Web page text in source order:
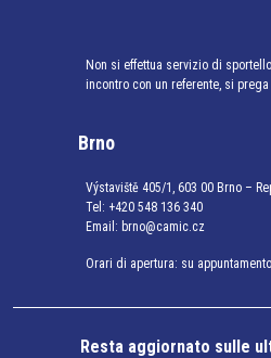
Non si effettua servizio di
incontro con un referente, si
Brno
Výstaviště 405/1, 603 00 Brno –
Tel: +420 548 136 340
Email: brno@camic.cz
Orari di apertura: su appuntamento
Resta aggiornato sulle